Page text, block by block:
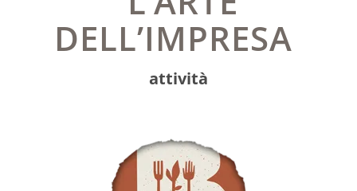
DELL’IMPRESA
attività